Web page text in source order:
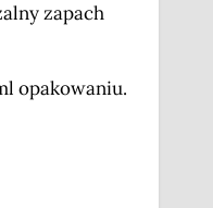
zapach
opakowaniu.